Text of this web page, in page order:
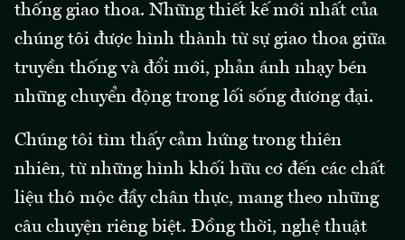
thống giao thoa. Những thiết kế mới nhất của
chúng tôi được hình thành từ sự giao thoa giữa
truyền thống và đổi mới, phản ánh nhạy bén
những chuyển động trong lối sống đương đại.
Chúng tôi tìm thấy cảm hứng trong thiên
nhiên, từ những hình khối hữu cơ đến các chất
liệu thô mộc đầy chân thực, mang theo những
câu chuyện riêng biệt. Đồng thời, nghệ thuật